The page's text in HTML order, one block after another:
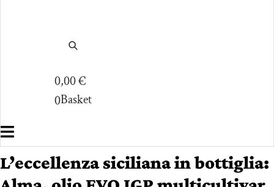
0,00€
0Basket
L’eccellenza siciliana in bottiglia: